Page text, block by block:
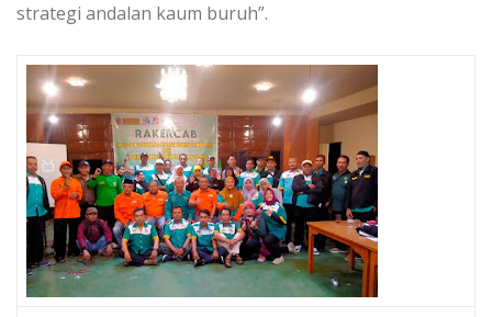
strategi andalan kaum buruh”.